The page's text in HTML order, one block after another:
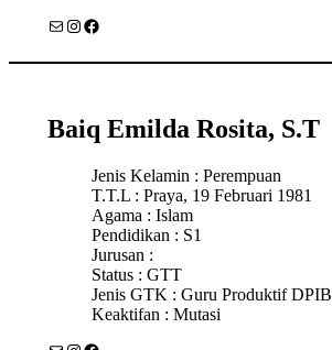
Mail
Instagram Facebook
Baiq Emilda Rosita, S.T
Jenis Kelamin : Perempuan
T.T.L : Praya, 19 Februari 1981
Agama : Islam
Pendidikan : S1
Jurusan :
Status : GTT
Jenis GTK : Guru Produktif DPIB
Keaktifan : Mutasi